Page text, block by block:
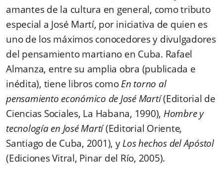
amantes de la cultura en general, como tributo
especial a José Martí, por iniciativa de quien es
uno de los máximos conocedores y divulgadores
del pensamiento martiano en Cuba. Rafael
Almanza, entre su amplia obra (publicada e
inédita), tiene libros comoEn torno al
pensamiento económico de José Martí(Editorial de
Ciencias Sociales, La Habana, 1990), Hombre y
tecnología en José Martí(Editorial Oriente,
Santiago de Cuba, 2001), yLos hechos del Apóstol
(Ediciones Vitral, Pinar del Río, 2005).